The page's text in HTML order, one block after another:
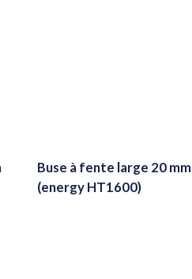
Buse à fente large 20 mm
(energy HT1600)